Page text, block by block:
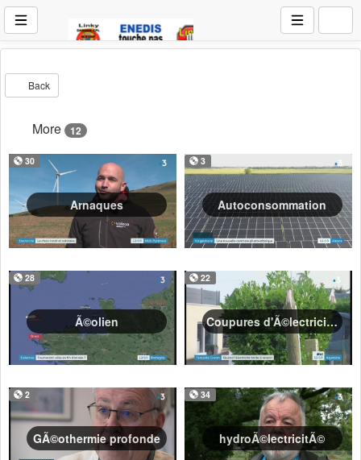
Back
More 12
30
Arnaques
3
Autoconsommation
28
Ã©olien
22
Coupures d'Ã©lectricitÃ©
2
GÃ©othermie profonde
34
hydroÃ©lectricitÃ©